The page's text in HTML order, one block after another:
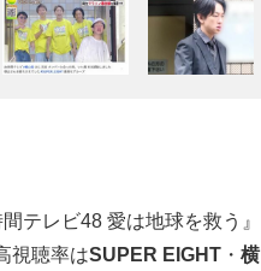
テレビ48 愛は地球を救う』
視聴率はSUPER EIGHT ・ 横